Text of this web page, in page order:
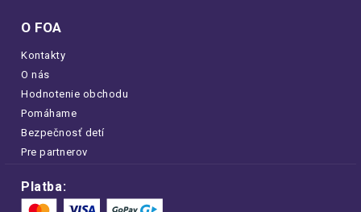
O FOA
Kontakty
O nás
Hodnotenie obchodu
Pomáhame
Bezpečnosť detí
Pre partnerov
Platba: